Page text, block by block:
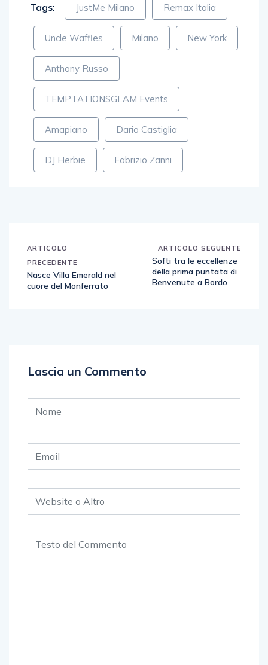
Tags: JustMe Milano Remax Italia
Uncle Waffles Milano New York
Anthony Russo
TEMPTATIONSGLAM Events
Amapiano Dario Castiglia
DJ Herbie Fabrizio Zanni
ARTICOLO
PRECEDENTE
Nasce Villa Emerald nel
cuore del Monferrato
ARTICOLO SEGUENTE
Softi tra le eccellenze
della prima puntata di
Benvenute a Bordo
Lascia un Commento